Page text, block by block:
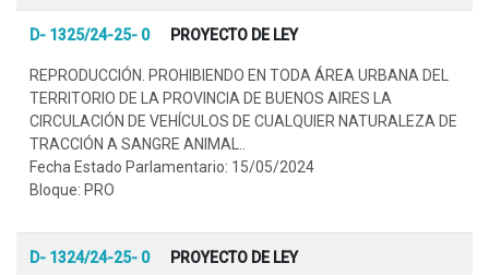
D- 1325/24-25- 0 PROYECTO DE LEY
REPRODUCCIÓN. PROHIBIENDO EN TODA ÁREA URBANA DEL
TERRITORIO DE LA PROVINCIA DE BUENOS AIRES LA
CIRCULACIÓN DE VEHÍCULOS DE CUALQUIER NATURALEZA DE
TRACCIÓN A SANGRE ANIMAL..
Fecha Estado Parlamentario: 15/05/2024
Bloque: PRO
D- 1324/24-25- 0 PROYECTO DE LEY